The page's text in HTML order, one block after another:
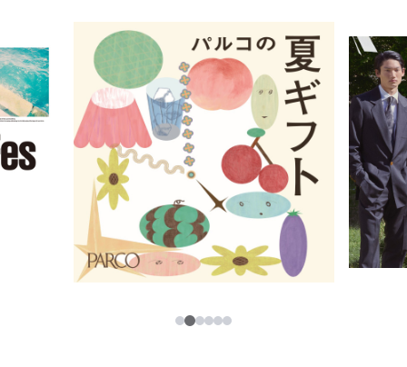
ニュース
レストラン・カフェ
TAX FREE
PARCOメンバーズ
한국어
ภาษาไทย
日本語
12345